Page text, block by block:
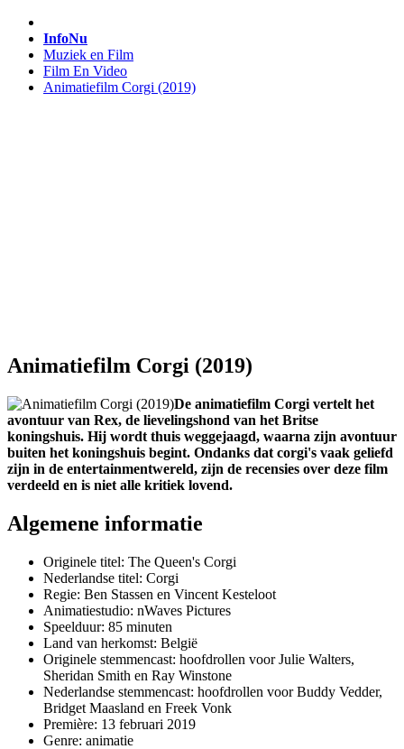
InfoNu
Muziek en Film
Film En Video
Animatiefilm Corgi (2019)
Animatiefilm Corgi (2019)
De animatiefilm Corgi vertelt het
avontuur van Rex, de lievelingshond van het Britse
koningshuis. Hij wordt thuis weggejaagd, waarna zijn avontuur
buiten het koningshuis begint. Ondanks dat corgi's vaak geliefd
zijn in de entertainmentwereld, zijn de recensies over deze film
verdeeld en is niet alle kritiek lovend.
Algemene informatie
Originele titel: The Queen's Corgi
Nederlandse titel: Corgi
Regie: Ben Stassen en Vincent Kesteloot
Animatiestudio: nWaves Pictures
Speelduur: 85 minuten
Land van herkomst: België
Originele stemmencast: hoofdrollen voor Julie Walters,
Sheridan Smith en Ray Winstone
Nederlandse stemmencast: hoofdrollen voor Buddy Vedder,
Bridget Maasland en Freek Vonk
Première: 13 februari 2019
Genre: animatie